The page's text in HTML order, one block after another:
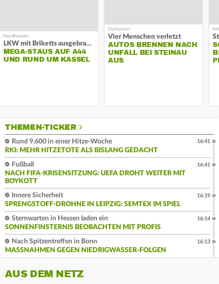
LKW mit Briketts ausgebrannt
MEGA-STAUS AUF A44
UND RUND UM KASSEL
Vier Menschen verletzt
AUTOS BRENNEN NACH
UNFALL BEI STEINAU
AUS
THEMEN-TICKER
Rund 9.600 in einer Hitze-Woche
RKI: MEHR HITZETOTE ALS BISLANG GEDACHT
16:41
Fußball
NACH FIFA-KRISENSITZUNG: UEFA DROHT WEITER MIT
BOYKOTT
16:41
Innere Sicherheit
SPRENGSTOFF-DROHNE IN LEIPZIG: SEMTEX IM SPIEL
16:19
Sternwarten in Hessen laden ein
SONNENFINSTERNIS BEOBACHTEN MIT PROFIS
16:14
Nach Spitzentreffen in Bonn
MASSNAHMEN GEGEN NIEDRIGWASSER-FOLGEN
16:13
AUS DEM NETZ